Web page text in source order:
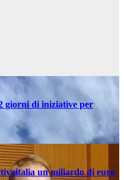
giorni di iniziative per
un miliardo di euro